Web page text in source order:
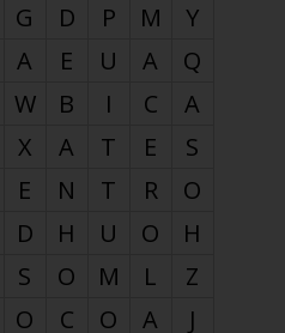
G D P M
Y
A E U A
Q
W B I C
A
X A T E
S
E N T R
O
D H U O
H
S O M L
Z
O C O A
J